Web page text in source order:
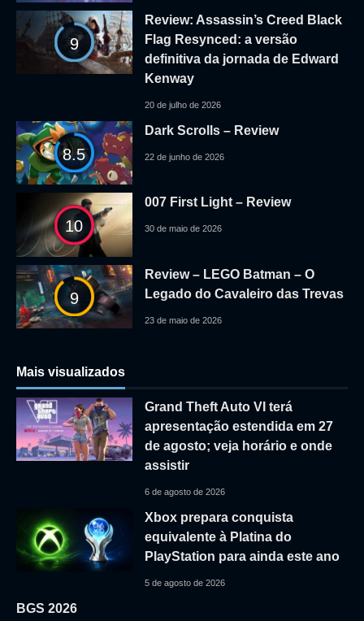
9
Review: Assassin’s Creed Black
Flag Resynced: a versão
definitiva da jornada de Edward
Kenway
20 de julho de 2026
8.5
Dark Scrolls – Review
22 de junho de 2026
10
007 First Light – Review
30 de maio de 2026
9
Review – LEGO Batman – O
Legado do Cavaleiro das Trevas
23 de maio de 2026
Mais visualizados
Grand Theft Auto VI terá
apresentação estendida em 27
de agosto; veja horário e onde
assistir
6 de agosto de 2026
Xbox prepara conquista
equivalente à Platina do
PlayStation para ainda este ano
5 de agosto de 2026
BGS 2026